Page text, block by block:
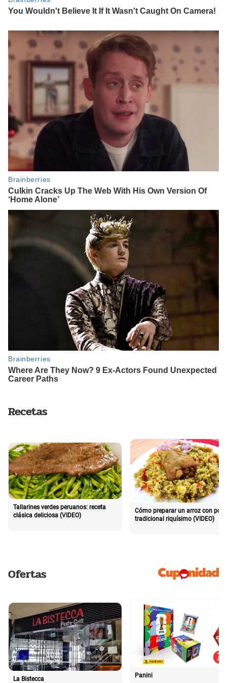
Recetas
Tallarines verdes peruanos: receta
clásica deliciosa (VIDEO)
Cómo preparar un arroz con pollo
tradicional riquísimo (VIDEO)
Ofertas
La Bistecca Panini